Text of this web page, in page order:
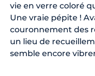
vie en verre coloré
Une vraie pépite !
couronnement des
un lieu de
semble encore